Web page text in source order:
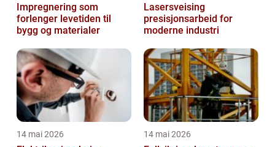
Impregnering som
forlenger levetiden til
bygg og materialer
Lasersveising
presisjonsarbeid for
moderne industri
14 mai 2026 14 mai 2026